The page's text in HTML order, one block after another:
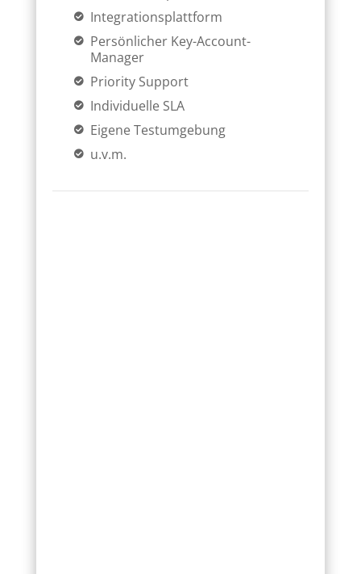
Integrationsplattform
Persönlicher Key-Account-
Manager
Priority Support
Individuelle SLA
Eigene Testumgebung
u.v.m.